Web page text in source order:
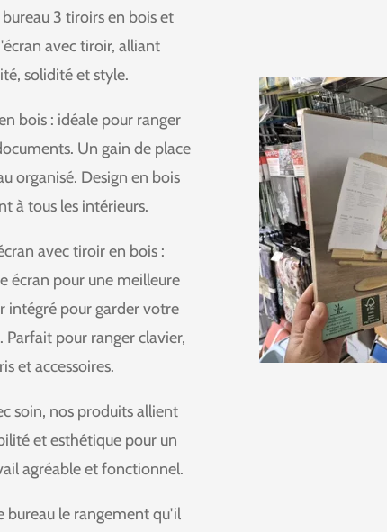
3 tiroirs en bois et
avec tiroir, alliant
solidité et style.
bois : idéale pour ranger
Un gain de place
organisé. Design en bois
à tous les intérieurs.
avec tiroir en bois :
écran pour une meilleure
intégré pour garder votre
Parfait pour ranger clavier,
et accessoires.
soin, nos produits allient
et esthétique pour un
agréable et fonctionnel.
bureau le rangement qu'il